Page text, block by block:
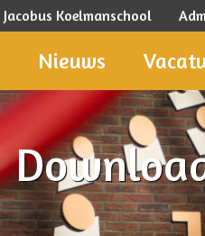
Jacobus Koelmanschool
Nieuws